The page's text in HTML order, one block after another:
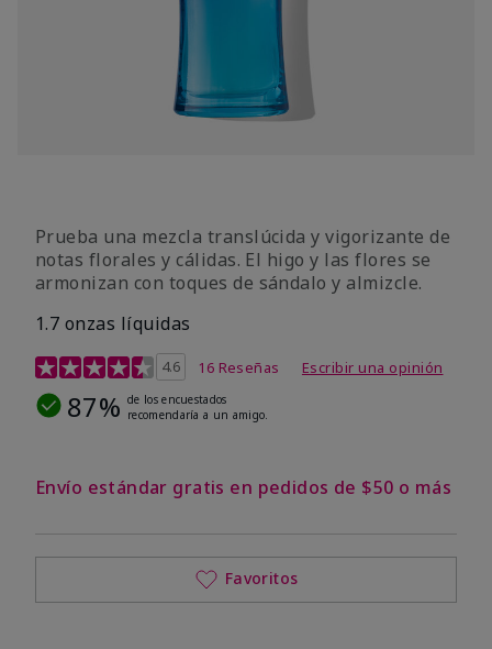
Prueba una mezcla translúcida y vigorizante de
notas florales y cálidas. El higo y las flores se
armonizan con toques de sándalo y almizcle.
1.7 onzas líquidas
Calificación de clientes de 4,5 de 5
4.6 16 Reseñas Escribir una opinión
87% de los encuestados
recomendaría a un amigo.
Envío estándar gratis en pedidos de $50 o más
Favoritos